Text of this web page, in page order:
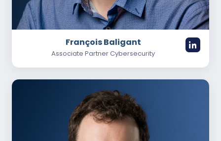
François Baligant
Associate Partner Cybersecurity